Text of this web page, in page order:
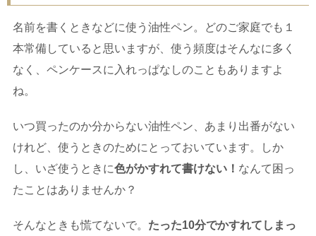
名前を書くときなどに使う油性ペン。どのご家庭でも１
本常備していると思いますが、使う頻度はそんなに多く
なく、ペンケースに入れっぱなしのこともありますよ
ね。
いつ買ったのか分からない油性ペン、あまり出番がない
けれど、使うときのためにとっておいています。しか
し、いざ使うときに色がかすれて書けない！ なんて困っ
たことはありませんか？
そんなときも慌てないで。 たった10分でかすれてしまっ